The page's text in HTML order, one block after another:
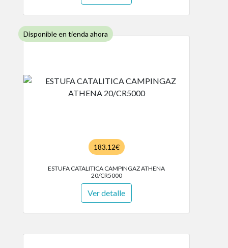
Disponible en tienda ahora
183.12€
ESTUFA CATALITICA CAMPINGAZ ATHENA
20/CR5000
Ver detalle